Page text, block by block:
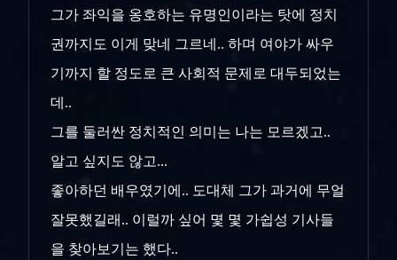
그가 좌익을 옹호하는 유명인이라는 탓에 정치
권까지도 이게 맞네 그르네.. 하며 여야가 싸우
기까지 할 정도로 큰 사회적 문제로 대두되었는
데..
그를 둘러싼 정치적인 의미는 나는 모르겠고..
알고 싶지도 않고...
좋아하던 배우였기에.. 도대체 그가 과거에 무얼
잘못했길래.. 이럴까 싶어 몇 몇 가쉽성 기사들
을 찾아보기는 했다..